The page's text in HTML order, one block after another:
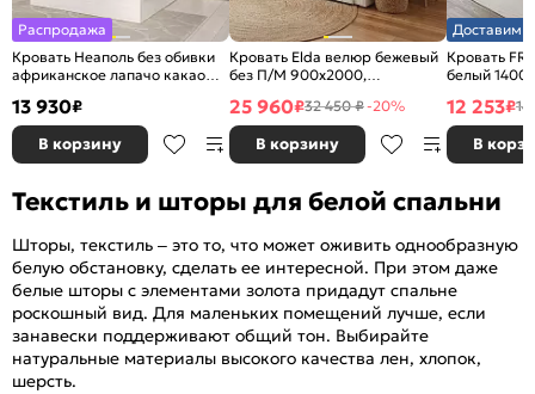
Распродажа
Кровать Неаполь без обивки
африканское лапачо какао
жесткое
13 930₽
В корзину
Кровать Elda велюр бежевый
без П/М 900x2000,
изголовье мягкое
25 960₽32 450 ₽-20%
В корзину
Доставим
Кровать
белый
12 253₽14
В
Текстиль и шторы для белой спальни
Шторы, текстиль – это то, что может оживить однообразную
белую обстановку, сделать ее интересной. При этом даже
белые шторы с элементами золота придадут спальне
роскошный вид. Для маленьких помещений лучше, если
занавески поддерживают общий тон. Выбирайте
натуральные материалы высокого качества лен, хлопок,
шерсть.